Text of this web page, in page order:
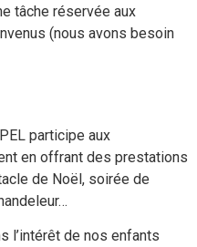
tâche réservée aux
(nous avons besoin
participe aux
en offrant des prestations
de Noël, soirée de
l’intérêt de nos enfants